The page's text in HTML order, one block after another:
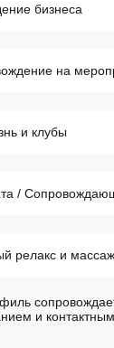
бизнеса
на
и клубы
/
релакс и массаж
и